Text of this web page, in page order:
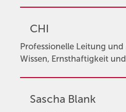
CHI
Professionelle Leitung
Wissen, Ernsthaftigkeit
Sascha Blank